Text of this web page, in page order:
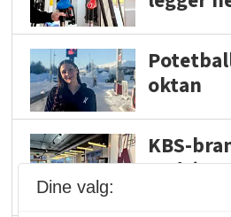
oktan
KBS-
Dine valg: